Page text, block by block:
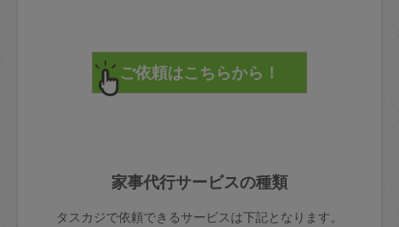
家事代行サービスの種類
タスカジで依頼できるサービスは下記となります。